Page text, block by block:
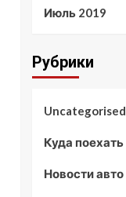
Июль 2019
Рубрики
Uncategorised
Куда поехать
Новости авто